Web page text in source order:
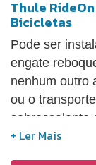
Thule
Bicicletas
Pode ser
engate
nenhum outro
ou o
sobressalente
necessário um